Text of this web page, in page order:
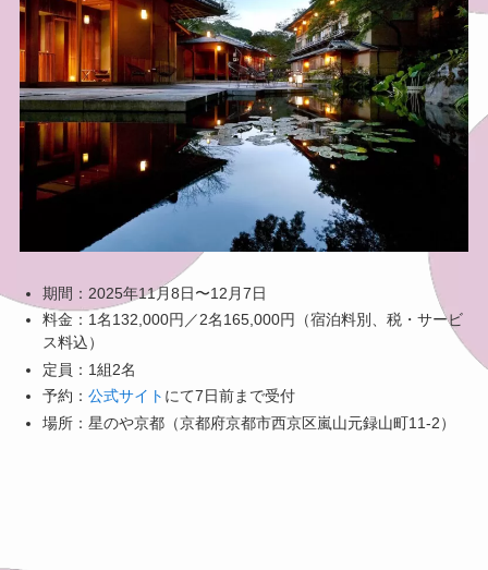
期間：2025年11月8日〜12月7日
料金：1名132,000円／2名165,000円（宿泊料別、税・サービ
ス料込）
定員：1組2名
予約： 公式サイト にて7日前まで受付
場所：星のや京都（京都府京都市西京区嵐山元録山町11-2）